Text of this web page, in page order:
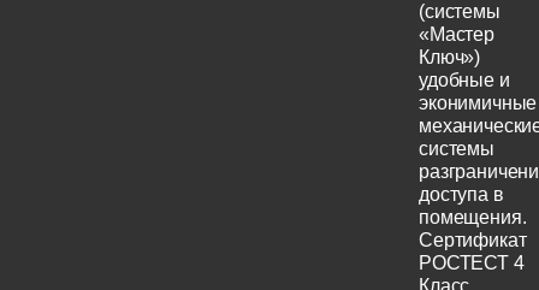
(системы
«Мастер
Ключ»)
удобные и
эконимичные
системы
доступа в
помещения.
Сертификат
РОСТЕСТ 4